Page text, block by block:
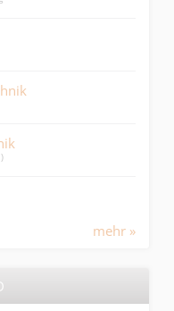
mehr »